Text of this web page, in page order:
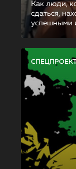
Как люди,
сдаться,
успешными